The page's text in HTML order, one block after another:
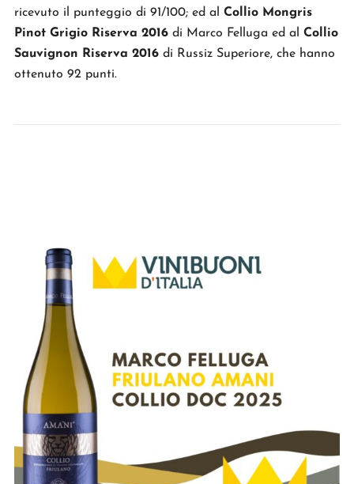
ricevuto il punteggio di 91/100; ed al Collio Mongris
Pinot Grigio Riserva 2016di Marco Felluga ed al Collio
Sauvignon Riserva 2016di Russiz Superiore, che hanno
ottenuto 92 punti.